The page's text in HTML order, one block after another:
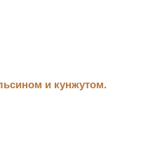
и кунжутом.